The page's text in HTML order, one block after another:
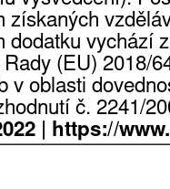
získaných
dodatku vychází
(EU) 2018/
v oblasti
č. 2241/
| https://